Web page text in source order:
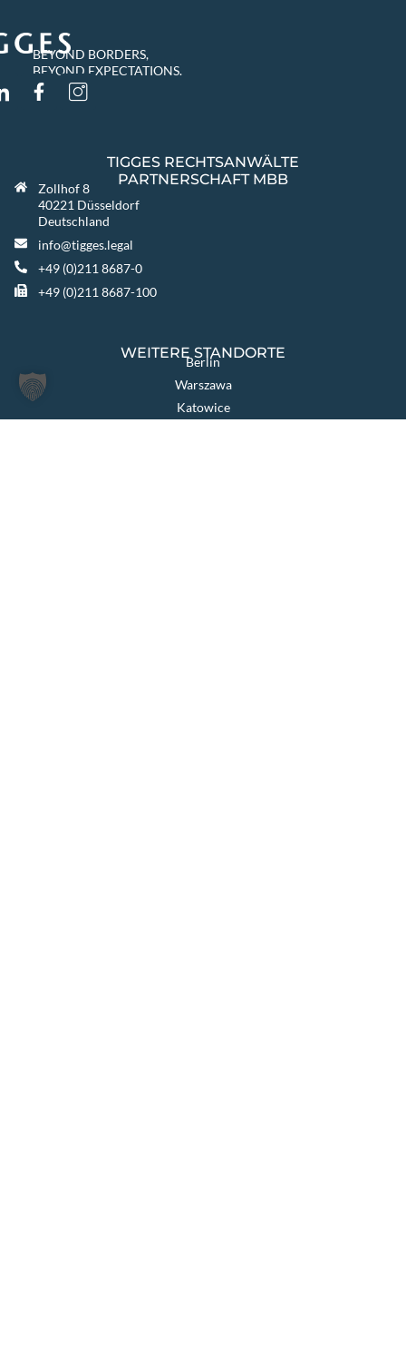
BEYOND BORDERS,
BEYOND EXPECTATIONS.
TIGGES RECHTSANWÄLTE
PARTNERSCHAFT MBB
Zollhof 8
40221 Düsseldorf
Deutschland
info@tigges.legal
+49 (0)211 8687-0
+49 (0)211 8687-100
WEITERE STANDORTE
Berlin
Warszawa
Katowice